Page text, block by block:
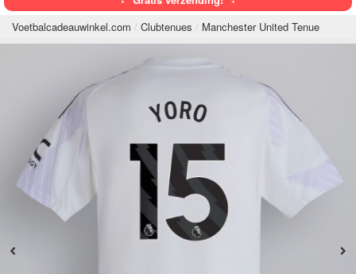
Voetbalcadeauwinkel.com
Clubtenues Manchester United Tenue